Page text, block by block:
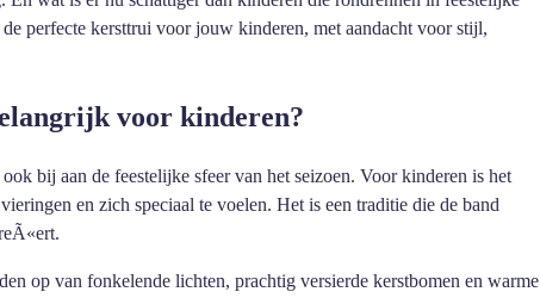
perfecte kersttrui voor jouw kinderen, met aandacht voor stijl,
voor kinderen?
bij aan de feestelijke sfeer van het seizoen. Voor kinderen is het
en zich speciaal te voelen. Het is een traditie die de band
op van fonkelende lichten, prachtig versierde kerstbomen en warme